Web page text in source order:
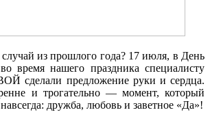
из прошлого года? 17 июля, в День
время нашего праздника специалисту
сделали предложение руки и сердца.
и трогательно — момент, который
дружба, любовь и заветное «Да»!